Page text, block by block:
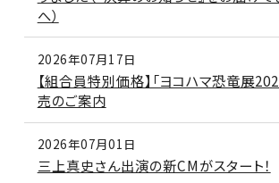
へ）
2026年07月17日
【組合員特別価格】「ヨコハマ恐竜展
売のご案内
2026年07月01日
三上真史さん出演の新CMがスタート！